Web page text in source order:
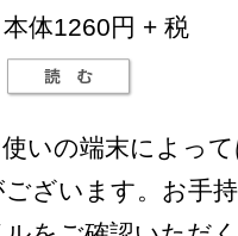
本体1260円 + 税
いの端末によっ
ざいます。お手